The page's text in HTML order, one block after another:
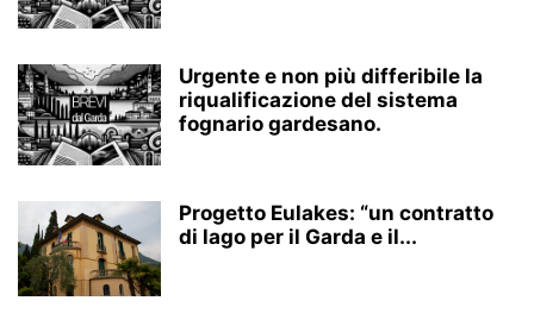
Urgente e non più differibile la
riqualificazione del sistema
fognario gardesano.
Progetto Eulakes: “un contratto
di lago per il Garda e il...